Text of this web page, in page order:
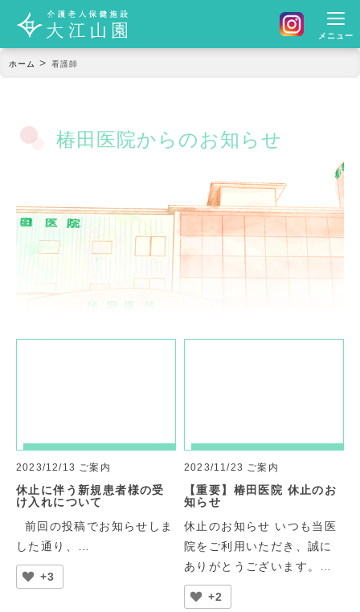
メニュー
ホーム >看護師
椿田医院からのお知らせ
2023/12/13 ご案内
休止に伴う新規患者様の受
け入れについて
前回の投稿でお知らせしま
した通り、…
+3
2023/11/23 ご案内
【重要】椿田医院 休止のお
知らせ
休止のお知らせ いつも当医
院をご利用いただき、誠に
ありがとうございます。…
+2